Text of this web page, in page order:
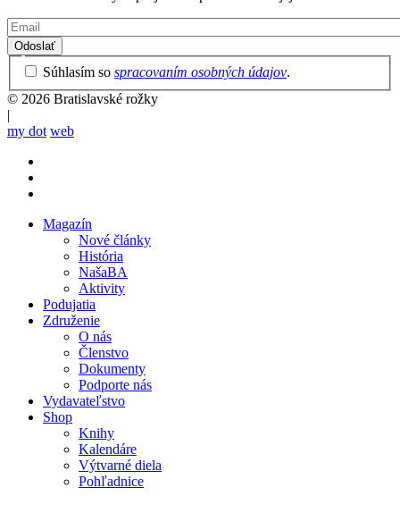
Email
Privacy
Policy
Súhlasím so spracovaním osobných údajov.
© 2026 Bratislavské rožky
|
my dot web
Magazín
Nové články
História
NašaBA
Aktivity
Podujatia
Združenie
O nás
Členstvo
Dokumenty
Podporte nás
Vydavateľstvo
Shop
Knihy
Kalendáre
Výtvarné diela
Pohľadnice